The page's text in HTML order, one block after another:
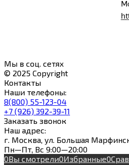
Мы в соц. сетях
© 2025 Copyright
Контакты
Наши телефоны:
8(800) 55-123-04
+7 (926) 392-39-11
Заказать звонок
Наш адрес:
г. Москва, ул. Большая
Пн—Пт, Вс 9:00—20:00
0Вы смотрели0Избранные0